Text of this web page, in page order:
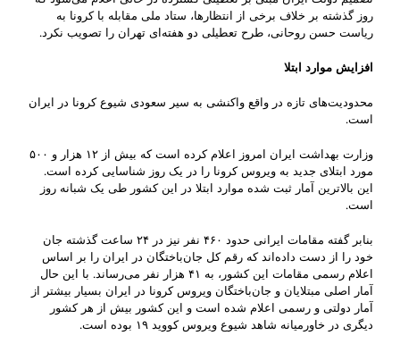
روز گذشته بر خلاف برخی از انتظارها، ستاد ملی مقابله با کرونا به
ریاست حسن روحانی، طرح تعطیلی دو هفته‌ای تهران را تصویب نکرد.
افزایش موارد ابتلا
محدودیت‌های تازه‌ در واقع واکنشی به سیر سعودی شیوع کرونا در ایران
است.
وزارت بهداشت ایران امروز اعلام کرده است که بیش از ۱۲ هزار و ۵۰۰
مورد ابتلای جدید به ویروس کرونا را در یک روز شناسایی کرده است.
این بالاترین آمار ثبت شده موارد ابتلا در این کشور طی یک شبانه روز
است.
بنابر گفته مقامات ایرانی حدود ۴۶۰ نفر نیز در ۲۴ ساعت گذشته جان
خود را از دست داده‌اند که رقم کل جان‌باختگان در ایران را بر اساس
اعلام رسمی مقامات این کشور، به ۴۱ هزار نفر می‌رساند. با این حال
آمار اصلی مبتلایان و جان‌باختگان ویروس کرونا در ایران بسیار بیشتر از
آمار دولتی و رسمی اعلام شده است و این کشور بیش از هر کشور
دیگری در خاورمیانه شاهد شیوع ویروس کووید ۱۹ بوده است.